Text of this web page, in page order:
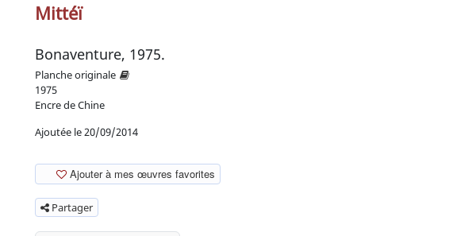
Mittéï
Bonaventure, 1975.
Planche originale
1975
Encre de Chine
Ajoutée le 20/09/2014
Ajouter à mes œuvres favorites
Partager